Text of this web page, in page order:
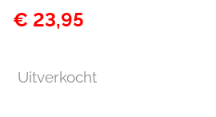
€ 23,95
Uitverkocht